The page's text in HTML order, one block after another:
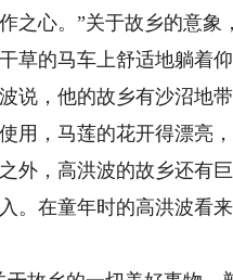
之心。”关于故乡的意
草的马车上舒适地躺着
，他的故乡有沙沼地带
用，马莲的花开得漂亮
，高洪波的故乡还有巨
。在童年时的高洪波看